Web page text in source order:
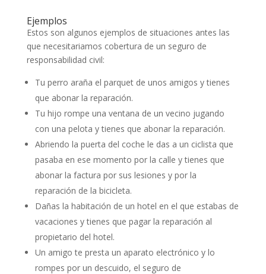
Ejemplos
Estos son algunos ejemplos de situaciones antes las
que necesitariamos cobertura de un seguro de
responsabilidad civil:
Tu perro araña el parquet de unos amigos y tienes
que abonar la reparación.
Tu hijo rompe una ventana de un vecino jugando
con una pelota y tienes que abonar la reparación.
Abriendo la puerta del coche le das a un ciclista que
pasaba en ese momento por la calle y tienes que
abonar la factura por sus lesiones y por la
reparación de la bicicleta.
Dañas la habitación de un hotel en el que estabas de
vacaciones y tienes que pagar la reparación al
propietario del hotel.
Un amigo te presta un aparato electrónico y lo
rompes por un descuido, el seguro de